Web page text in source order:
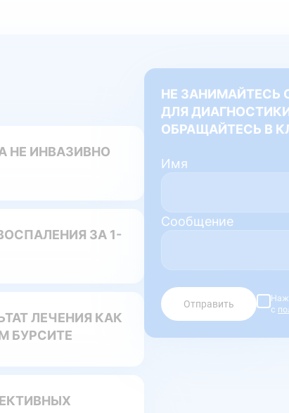
НЕ ИНВАЗИВНО
ЗА 1-
ЛЕЧЕНИЯ КАК
БУРСИТЕ
НЕ ЗАНИМАЙТЕСЬ
ДЛЯ
ОБРАЩАЙТЕСЬ В
Имя
Сообщение
Отправить
с